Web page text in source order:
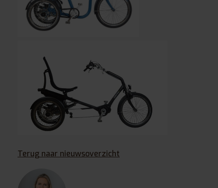
Terug naar nieuwsoverzicht